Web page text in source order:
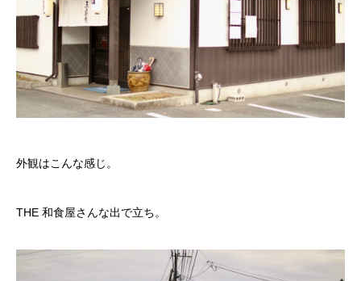
外観はこんな感じ。
THE 和食屋さんな出で立ち。